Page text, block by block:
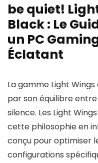
be quiet!
Black : Le
un PC
Éclatant
La gamme Light
par son équilibre
silence. Les Light
cette philosophie en
conçu pour optimiser
configurations